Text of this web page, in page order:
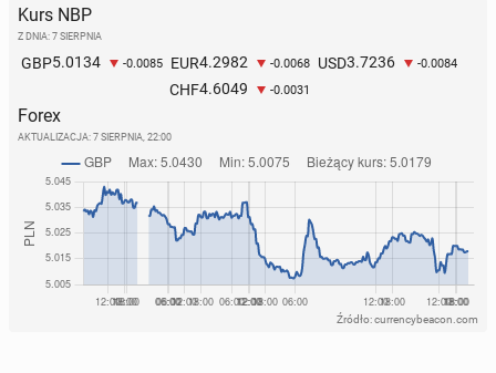
Kurs NBP
Z DNIA: 7 SIERPNIA
GBP5.0134 -0.0085 EUR4.2982 -0.0068 USD3.7236 -0.0084
CHF4.6049 -0.0031
Forex
AKTUALIZACJA: 7 SIERPNIA, 22:00
Źródło: currencybeacon.com